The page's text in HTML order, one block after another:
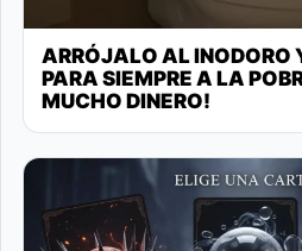
ARRÓJALO AL INODORO
PARA SIEMPRE A LA
MUCHO DINERO!